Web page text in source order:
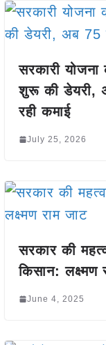
सरकारी
शुरू की डेयरी,
रही कमाई
July 25, 2026
सरकार की
किसान: लक्ष्मण
June 4, 2025